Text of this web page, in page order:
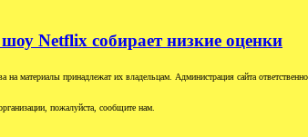
Netflix собирает низкие оценки
принадлежат их владельцам. Администрация сайта
пожалуйста, сообщите нам.